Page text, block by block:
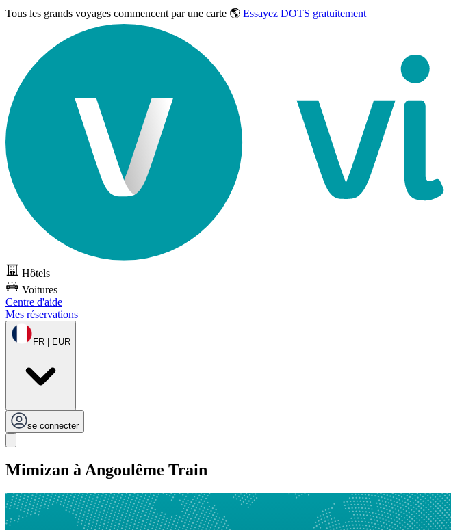
Tous les grands voyages commencent par une carte 🌎 Essayez DOTS gratuitement
Hôtels
Voitures
Centre d'aide
Mes réservations
FR | EUR
se connecter
Mimizan à Angoulême Train